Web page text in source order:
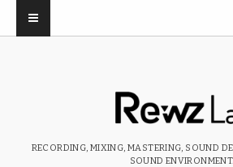
RECORDING, MIXING, MASTERING, SOUND
SOUND ENVIRONMENT.